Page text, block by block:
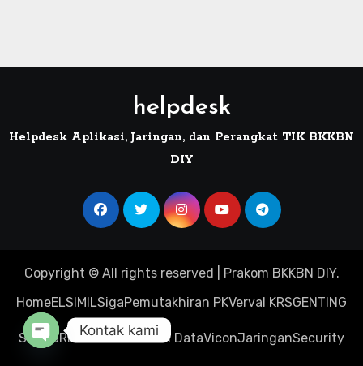
helpdesk
Helpdesk Aplikasi, Jaringan, dan Perangkat TIK BKKBN
DIY
Copyright © All rights reserved Prakom BKKBN DIY.
HomeELSIMILSigaPemutakhiran PKVerval KRSGENTING
Sinta SRIKANDIVisualisasi DataViconJaringanSecurity
Kontak kami